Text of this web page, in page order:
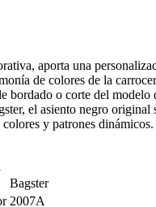
aporta una
de colores de la
bordado o corte del modelo
el asiento negro original
y patrones
Bagster
2007A